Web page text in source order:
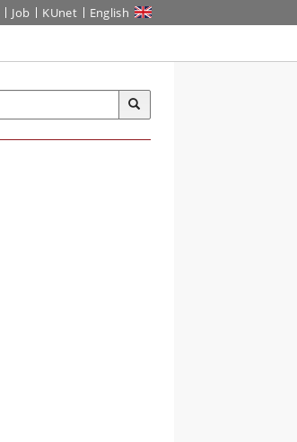
Job KUnet English